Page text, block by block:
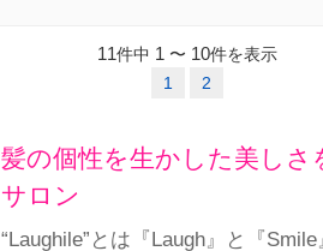
11件中 1 〜 10件を表示
1
2
髪の個性を生かした美し
サロン
“Laughile”とは『Laugh』と『